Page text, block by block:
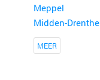
Meppel
Midden-Drenthe
MEER